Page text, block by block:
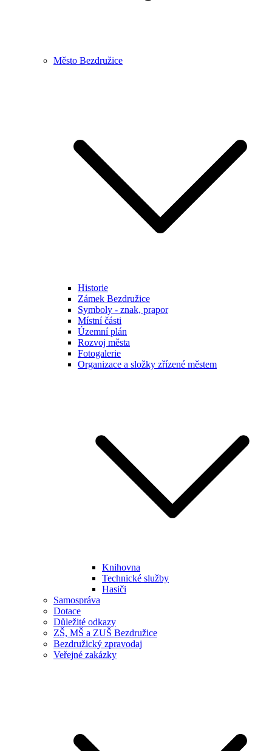
Město Bezdružice
Historie
Zámek Bezdružice
Symboly - znak, prapor
Místní části
Územní plán
Rozvoj města
Fotogalerie
Organizace a složky zřízené městem
Knihovna
Technické služby
Hasiči
Samospráva
Dotace
Důležité odkazy
ZŠ, MŠ a ZUŠ Bezdružice
Bezdružický zpravodaj
Veřejné zakázky